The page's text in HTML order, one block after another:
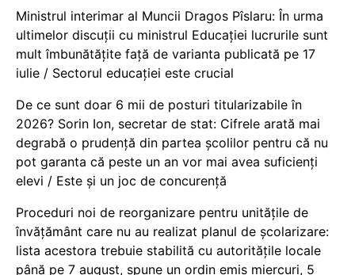
Ministrul interimar al Muncii Dragos Pîslaru: În urma
ultimelor discuții cu ministrul Educației lucrurile sunt
mult îmbunătățite față de varianta publicată pe 17
iulie / Sectorul educației este crucial
De ce sunt doar 6 mii de posturi titularizabile în
2026? Sorin Ion, secretar de stat: Cifrele arată mai
degrabă o prudență din partea școlilor pentru că nu
pot garanta că peste un an vor mai avea suficienți
elevi / Este și un joc de concurență
Proceduri noi de reorganizare pentru unitățile de
învățământ care nu au realizat planul de școlarizare:
lista acestora trebuie stabilită cu autoritățile locale
până pe 7 august, spune un ordin emis miercuri, 5